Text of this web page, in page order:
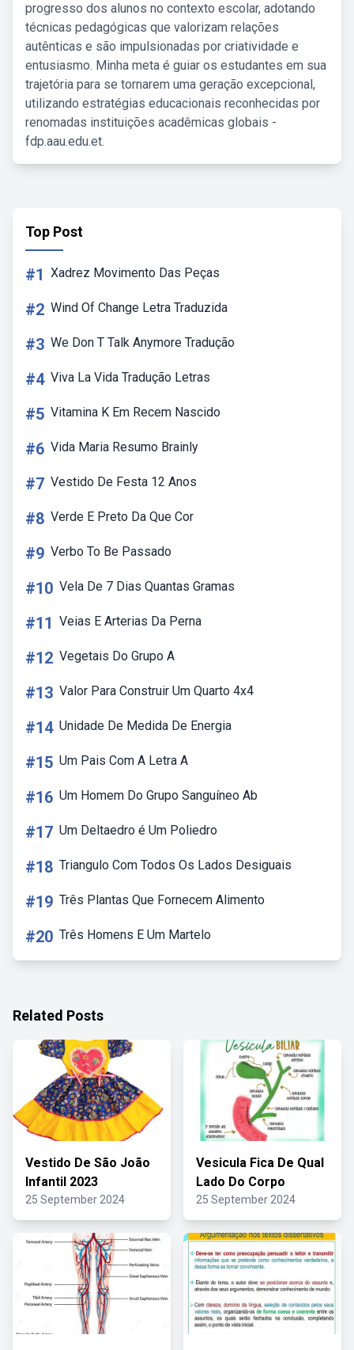
progresso dos alunos no contexto escolar, adotando
técnicas pedagógicas que valorizam relações
autênticas e são impulsionadas por criatividade e
entusiasmo. Minha meta é guiar os estudantes em sua
trajetória para se tornarem uma geração excepcional,
utilizando estratégias educacionais reconhecidas por
renomadas instituições acadêmicas globais -
fdp.aau.edu.et.
Top Post
#1 Xadrez Movimento Das Peças
#2 Wind Of Change Letra Traduzida
#3 We Don T Talk Anymore Tradução
#4 Viva La Vida Tradução Letras
#5 Vitamina K Em Recem Nascido
#6 Vida Maria Resumo Brainly
#7 Vestido De Festa 12 Anos
#8 Verde E Preto Da Que Cor
#9 Verbo To Be Passado
#10 Vela De 7 Dias Quantas Gramas
#11 Veias E Arterias Da Perna
#12 Vegetais Do Grupo A
#13 Valor Para Construir Um Quarto 4x4
#14 Unidade De Medida De Energia
#15 Um Pais Com A Letra A
#16 Um Homem Do Grupo Sanguíneo Ab
#17 Um Deltaedro é Um Poliedro
#18 Triangulo Com Todos Os Lados Desiguais
#19 Três Plantas Que Fornecem Alimento
#20 Três Homens E Um Martelo
Related Posts
Vestido De São João
Infantil 2023
25 September 2024
Vesicula Fica De Qual
Lado Do Corpo
25 September 2024